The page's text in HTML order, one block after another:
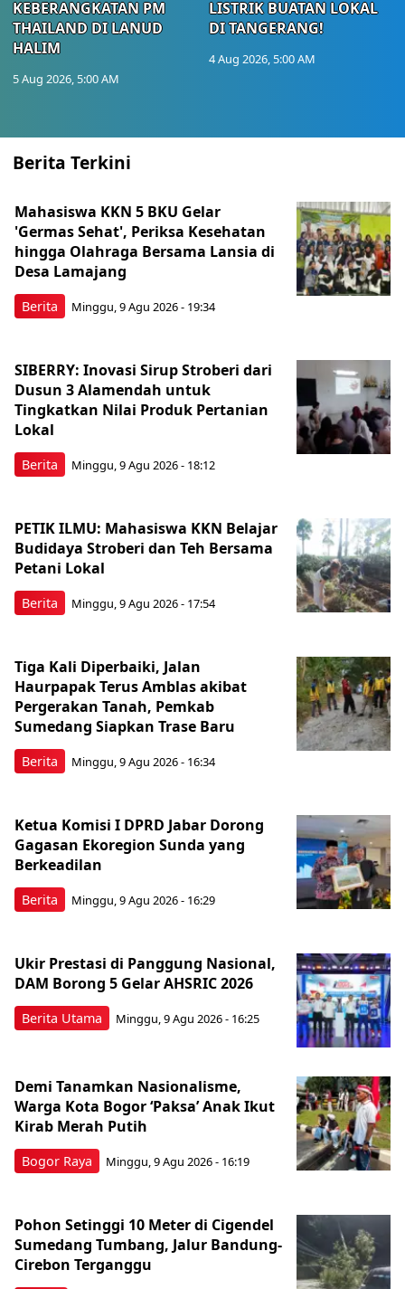
KEBERANGKATAN PM
THAILAND DI LANUD
HALIM
5 Aug 2026, 5:00 AM
LISTRIK BUATAN LOKAL
DI TANGERANG!
4 Aug 2026, 5:00 AM
Berita Terkini
Berita
Mahasiswa KKN 5 BKU Gelar
'Germas Sehat', Periksa Kesehatan
hingga Olahraga Bersama Lansia di
Desa Lamajang
Minggu, 9 Agu 2026 - 19:34
Berita
SIBERRY: Inovasi Sirup Stroberi dari
Dusun 3 Alamendah untuk
Tingkatkan Nilai Produk Pertanian
Lokal
Minggu, 9 Agu 2026 - 18:12
Berita
PETIK ILMU: Mahasiswa KKN Belajar
Budidaya Stroberi dan Teh Bersama
Petani Lokal
Minggu, 9 Agu 2026 - 17:54
Berita
Tiga Kali Diperbaiki, Jalan
Haurpapak Terus Amblas akibat
Pergerakan Tanah, Pemkab
Sumedang Siapkan Trase Baru
Minggu, 9 Agu 2026 - 16:34
Berita
Ketua Komisi I DPRD Jabar Dorong
Gagasan Ekoregion Sunda yang
Berkeadilan
Minggu, 9 Agu 2026 - 16:29
Berita Utama
Ukir Prestasi di Panggung Nasional,
DAM Borong 5 Gelar AHSRIC 2026
Minggu, 9 Agu 2026 - 16:25
Bogor Raya
Demi Tanamkan Nasionalisme,
Warga Kota Bogor ‘Paksa’ Anak Ikut
Kirab Merah Putih
Minggu, 9 Agu 2026 - 16:19
Pohon Setinggi 10 Meter di Cigendel
Sumedang Tumbang, Jalur Bandung-
Cirebon Terganggu